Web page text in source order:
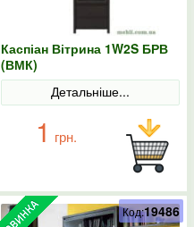
Каспіан Вітрина 1W2S БРВ
(ВМК)
Детальніше...
1 грн.
Код:19486